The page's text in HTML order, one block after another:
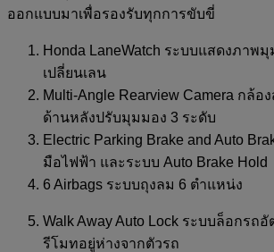
ออกแบบมาเพื่อรองรับทุกการขับขี่
Honda LaneWatch ระบบแสดงภาพ
เปลี่ยนเลน
Multi-Angle Rearview Camera กล้
ด้านหลังปรับมุมมอง 3 ระดับ
Electric Parking Brake and Auto
มือไฟฟ้า และระบบ Auto Brake Hold
6 Airbags ระบบถุงลม 6 ตำแหน่ง
Walk Away Auto Lock ระบบล็อกรถ
รีโมทอยู่ห่างจากตัวรถ